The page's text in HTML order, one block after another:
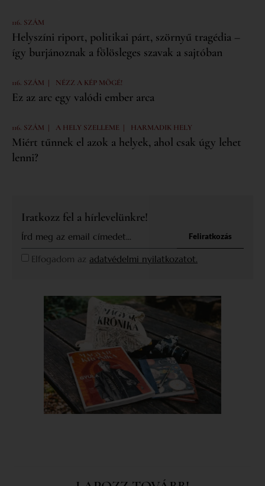
116. SZÁM
Helyszíni riport, politikai párt, szörnyű tragédia –
így burjánoznak a fölösleges szavak a sajtóban
116. SZÁM | NÉZZ A KÉP MÖGÉ!
Ez az arc egy valódi ember arca
116. SZÁM | A HELY SZELLEME | HARMADIK HELY
Miért tűnnek el azok a helyek, ahol csak úgy lehet
lenni?
Iratkozz fel a hírlevelünkre!
Elfogadom az adatvédelmi nyilatkozatot.
Feliratkozás